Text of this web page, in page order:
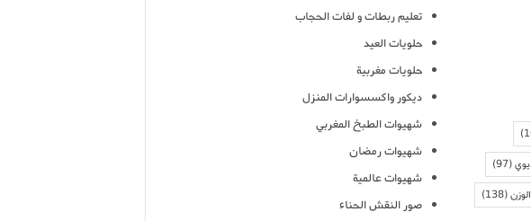
(97)
(138)
تعليم ربطات و لفات الحجاب
حلويات العيد
حلويات مغربية
ديكور واكسسوارات المنزل
شهيوات الطبخ المغربي
شهيوات رمضان
شهيوات عالمية
صور النقش الحناء